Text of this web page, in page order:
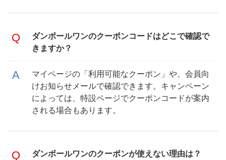
ダンボールワンのクーポンコードはどこで確認で
きますか？
マイページの「利用可能なクーポン」や、会員向
けお知らせメールで確認できます。キャンペーン
によっては、特設ページでクーポンコードが案内
される場合もあります。
ダンボールワンのクーポンが使えない理由は？